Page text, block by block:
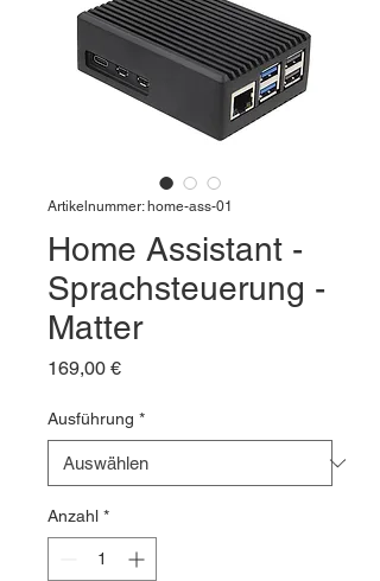
Artikelnummer: home-ass-01
Home Assistant -
Sprachsteuerung -
Matter
169,00 €Preis
Ausführung *
Anzahl *